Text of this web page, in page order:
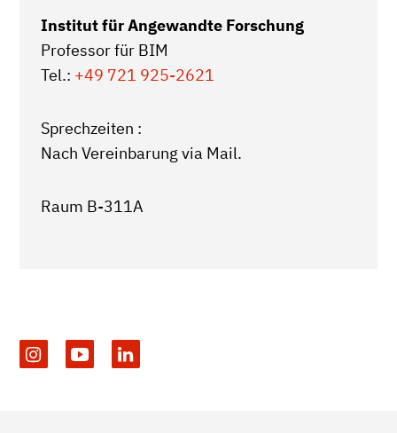
Institut für Angewandte Forschung
Professor für BIM
Tel.: +49 721 925-2621
Sprechzeiten :
Nach Vereinbarung via Mail.
Raum B-311A